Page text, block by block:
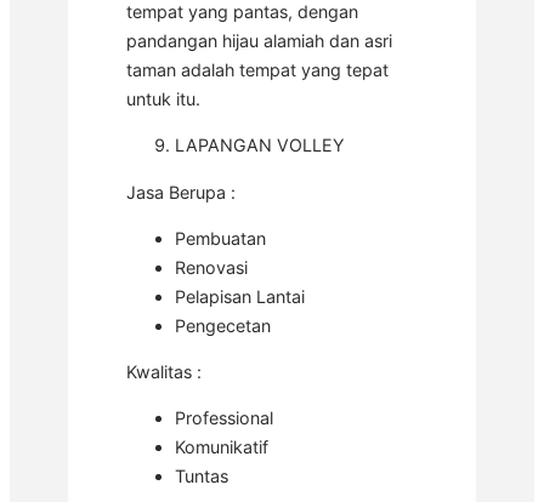
tempat yang pantas, dengan
pandangan hijau alamiah dan asri
taman adalah tempat yang tepat
untuk itu.
LAPANGAN VOLLEY
Jasa Berupa :
Pembuatan
Renovasi
Pelapisan Lantai
Pengecetan
Kwalitas :
Professional
Komunikatif
Tuntas